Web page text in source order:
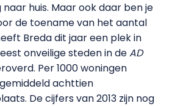
huis. Maar ook daar ben je
de toename van het aantal
Breda dit jaar een plek in
onveilige steden in deAD
Per 1000 woningen
achttien
De cijfers van 2013 zijn nog